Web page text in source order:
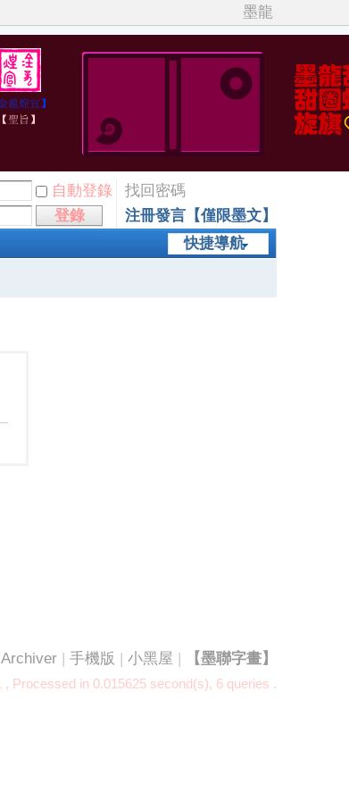
墨龍
自動登錄
找回密碼
登錄
注冊發言【僅限墨文】
快捷導航
Archiver | 手機版 | 小黑屋 | 【墨聯字畫】
, Processed in 0.015625 second(s), 6 queries .